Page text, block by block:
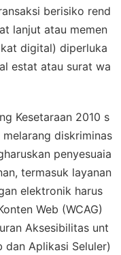
berisiko rend
lanjut atau memen
digital) diperluka
estat atau surat wa
Kesetaraan 2010 s
diskriminas
penyesuaia
termasuk layanan
elektronik harus
Web (WCAG)
Aksesibilitas unt
dan Aplikasi Seluler)